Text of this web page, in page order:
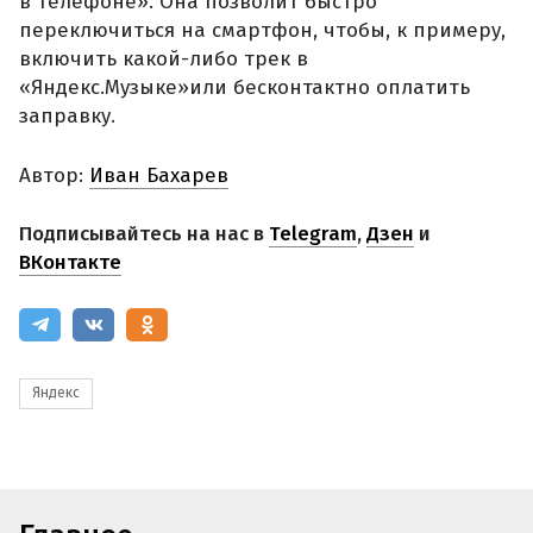
переключиться на смартфон, чтобы, к примеру,
включить какой-либо трек в
«Яндекс.Музыке»или бесконтактно оплатить
заправку.
Автор: Иван Бахарев
Подписывайтесь на нас в Telegram,Дзен и
ВКонтакте
Яндекс